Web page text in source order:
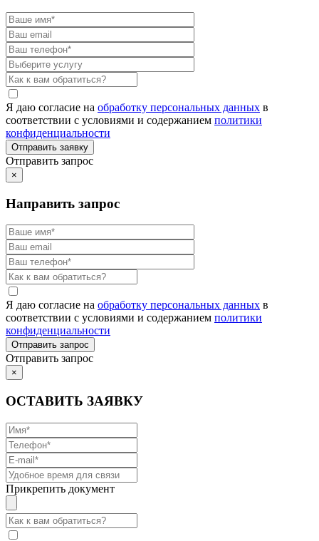
Я даю согласие на обработку персональных данных в
соответствии с условиями и содержанием политики
конфиденциальности
Отправить запрос
×
Направить запрос
Я даю согласие на обработку персональных данных в
соответствии с условиями и содержанием политики
конфиденциальности
Отправить запрос
×
ОСТАВИТЬ ЗАЯВКУ
Прикрепить документ